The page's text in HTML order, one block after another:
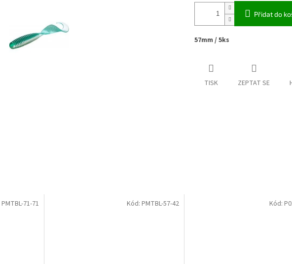
Přidat do
57mm / 5ks
TISK ZEPTAT SE
PMTBL-71-71 Kód: PMTBL-57-42 Kód: